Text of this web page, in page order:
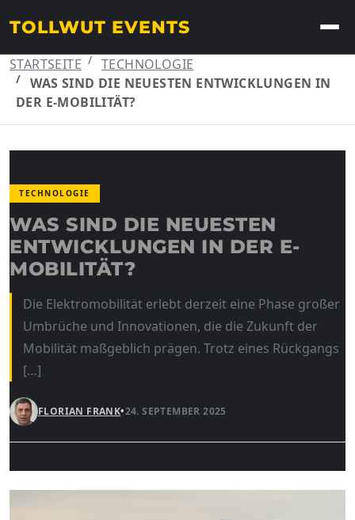
TOLLWUT EVENTS
STARTSEITE
TECHNOLOGIE
WAS SIND DIE NEUESTEN ENTWICKLUNGEN IN
DER E-MOBILITÄT?
TECHNOLOGIE
WAS SIND DIE NEUESTEN
ENTWICKLUNGEN IN DER E-
MOBILITÄT?
Die Elektromobilität erlebt derzeit eine Phase großer
Umbrüche und Innovationen, die die Zukunft der
Mobilität maßgeblich prägen. Trotz eines Rückgangs
[…]
FLORIAN FRANK•24. SEPTEMBER 2025